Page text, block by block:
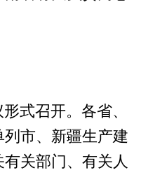
式召开。各省、
市、新疆生产建
关部门、有关人